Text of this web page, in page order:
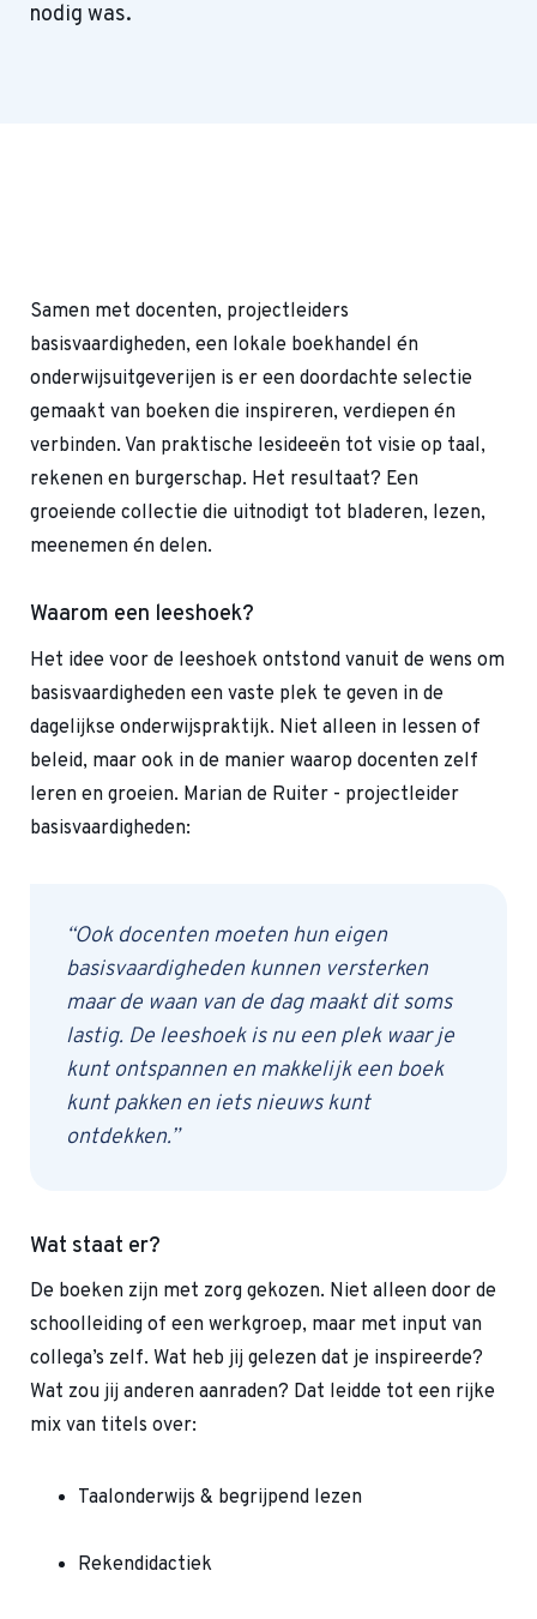
nodig was.
Samen met docenten, projectleiders
basisvaardigheden, een lokale boekhandel én
onderwijsuitgeverijen is er een doordachte selectie
gemaakt van boeken die inspireren, verdiepen én
verbinden. Van praktische lesideeën tot visie op taal,
rekenen en burgerschap. Het resultaat? Een
groeiende collectie die uitnodigt tot bladeren, lezen,
meenemen én delen.
Waarom een leeshoek?
Het idee voor de leeshoek ontstond vanuit de wens om
basisvaardigheden een vaste plek te geven in de
dagelijkse onderwijspraktijk. Niet alleen in lessen of
beleid, maar ook in de manier waarop docenten zelf
leren en groeien. Marian de Ruiter - projectleider
basisvaardigheden:
“Ook docenten moeten hun eigen
basisvaardigheden kunnen versterken
maar de waan van de dag maakt dit soms
lastig. De leeshoek is nu een plek waar je
kunt ontspannen en makkelijk een boek
kunt pakken en iets nieuws kunt
ontdekken.”
Wat staat er?
De boeken zijn met zorg gekozen. Niet alleen door de
schoolleiding of een werkgroep, maar met input van
collega’s zelf. Wat heb jij gelezen dat je inspireerde?
Wat zou jij anderen aanraden? Dat leidde tot een rijke
mix van titels over:
Taalonderwijs & begrijpend lezen
Rekendidactiek